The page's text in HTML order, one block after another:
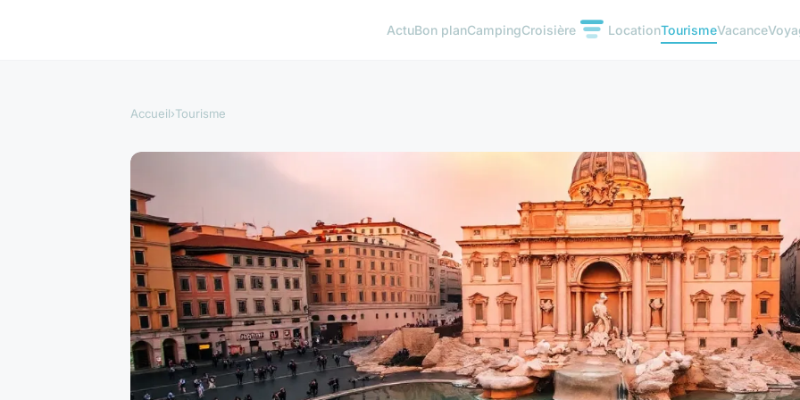
ActuBon planCampingCroisière LocationTourismeVacance
Accueil›Tourisme